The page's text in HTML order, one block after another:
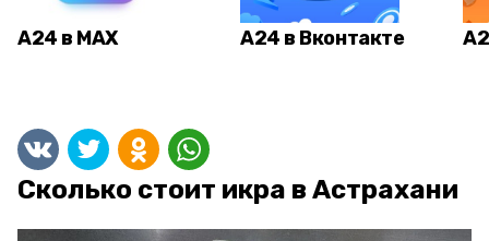
А24 в MAX А24 в Вконтакте
Сколько стоит икра в Астрахани